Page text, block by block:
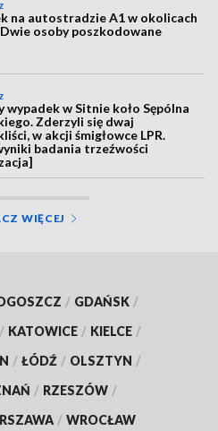
na autostradzie A1 w okolicach
Dwie osoby poszkodowane
wypadek w Sitnie koło Sępólna
Zderzyli się dwaj
w akcji śmigłowce LPR.
badania trzeźwości
WIĘCEJ
/ GDAŃSK /
/ KATOWICE / KIELCE /
/ ŁÓDŹ / OLSZTYN /
/ RZESZÓW /
/ WROCŁAW